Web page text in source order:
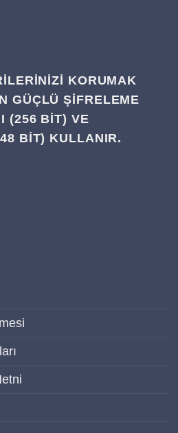
KORUMAK
GÜÇLÜ ŞIFRELEME
(256 BIT) VE
BIT) KULLANIR.